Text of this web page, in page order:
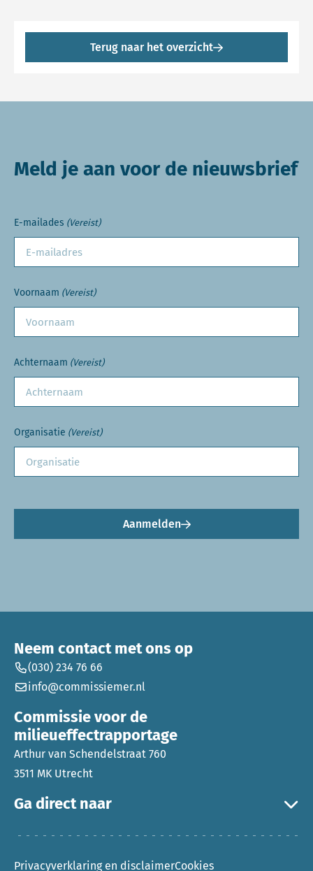
Terug naar het overzicht
Meld je aan voor de nieuwsbrief
E-mailades (Vereist)
Voornaam (Vereist)
Achternaam (Vereist)
Organisatie (Vereist)
Aanmelden
Ga direct naar
Neem contact met ons op
(030) 234 76 66
info@commissiemer.nl
Commissie voor de
milieueffectrapportage
Arthur van Schendelstraat 760
3511 MK Utrecht
Privacyverklaring en disclaimerCookies